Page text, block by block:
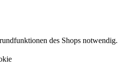
des Shops notwendig.